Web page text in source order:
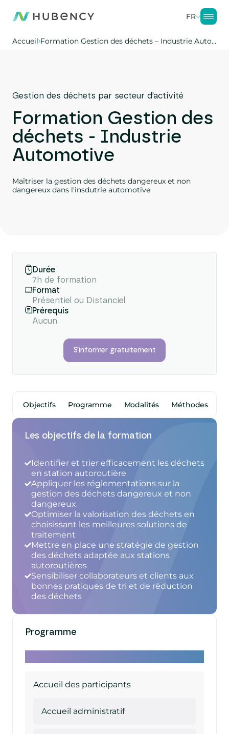
FR
Accueil Formation Gestion des déchets – Industrie Automotive
Gestion des déchets par secteur d’activité
Formation Gestion des
déchets - Industrie
Automotive
Maîtriser la gestion des déchets dangereux et non
dangereux dans l'insdutrie automotive
Durée
7h de formation
Format
Présentiel ou Distanciel
Prérequis
Aucun
S'informer gratuitement
Objectifs Programme Modalités Méthodes
Les objectifs de la formation
Identifier et trier efficacement les déchets
en station autoroutière
Appliquer les réglementations sur la
gestion des déchets dangereux et non
dangereux
Optimiser la valorisation des déchets en
choisissant les meilleures solutions de
traitement
Mettre en place une stratégie de gestion
des déchets adaptée aux stations
autoroutières
Sensibiliser collaborateurs et clients aux
bonnes pratiques de tri et de réduction
des déchets
Programme
Accueil des participants
Accueil administratif